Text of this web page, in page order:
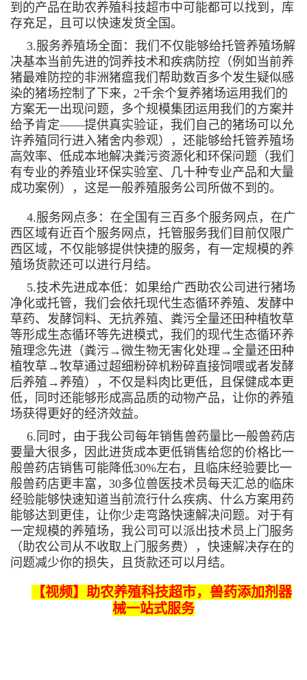
到的产品在助农养殖科技超市中可能都可以找到，库
存充足，且可以快速发货全国。
3.服务养殖场全面：我们不仅能够给托管养殖场解
决基本当前先进的饲养技术和疾病防控（例如当前养
猪最难防控的非洲猪瘟我们帮助数百多个发生疑似感
染的猪场控制了下来，2千余个复养猪场运用我们的
方案无一出现问题，多个规模集团运用我们的方案并
给予肯定——提供真实验证，我们自己的猪场可以允
许养殖同行进入猪舍内参观），还能够给托管养殖场
高效率、低成本地解决粪污资源化和环保问题（我们
有专业的养殖业环保实验室、几十种专业产品和大量
成功案例），这是一般养殖服务公司所做不到的。
4.服务网点多：在全国有三百多个服务网点，在广
西区域有近百个服务网点，托管服务我们目前仅限广
西区域，不仅能够提供快捷的服务，有一定规模的养
殖场货款还可以进行月结。
5.技术先进成本低：如果给广西助农公司进行猪场
净化或托管，我们会依托现代生态循环养殖、发酵中
草药、发酵饲料、无抗养殖、粪污全量还田种植牧草
等形成生态循环等先进模式，我们的现代生态循环养
殖理念先进（粪污→微生物无害化处理→全量还田种
植牧草→牧草通过超细粉碎机粉碎直接饲喂或者发酵
后养殖→养殖），不仅是料肉比更低，且保健成本更
低，同时还能够形成高品质的动物产品，让你的养殖
场获得更好的经济效益。
6.同时，由于我公司每年销售兽药量比一般兽药店
要量大很多，因此进货成本更低销售给您的价格比一
般兽药店销售可能降低30%左右，且临床经验要比一
般兽药店更丰富，30多位兽医技术员每天汇总的临床
经验能够快速知道当前流行什么疾病、什么方案用药
能够达到更佳，让你少走弯路快速解决问题。对于有
一定规模的养殖场，我公司可以派出技术员上门服务
（助农公司从不收取上门服务费），快速解决存在的
问题减少你的损失，且货款还可以月结。
【视频】助农养殖科技超市，兽药添加剂器
械一站式服务